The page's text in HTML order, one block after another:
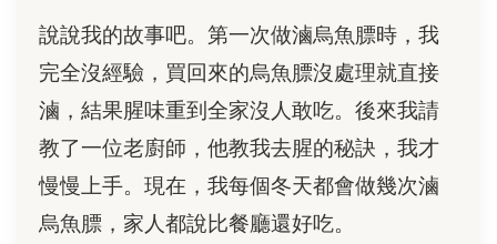
說說我的故事吧。第一次做滷烏魚膘時，我
完全沒經驗，買回來的烏魚膘沒處理就直接
滷，結果腥味重到全家沒人敢吃。後來我請
教了一位老廚師，他教我去腥的秘訣，我才
慢慢上手。現在，我每個冬天都會做幾次滷
烏魚膘，家人都說比餐廳還好吃。